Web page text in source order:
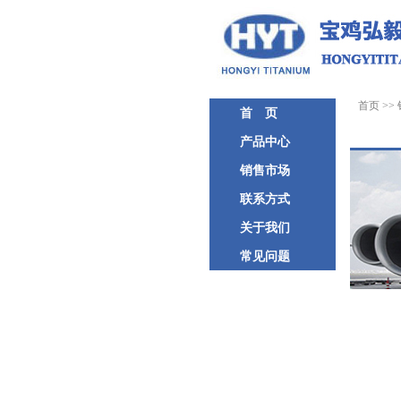
首 页
产品中心
销售市场
联系方式
关于我们
常见问题
首页 >>